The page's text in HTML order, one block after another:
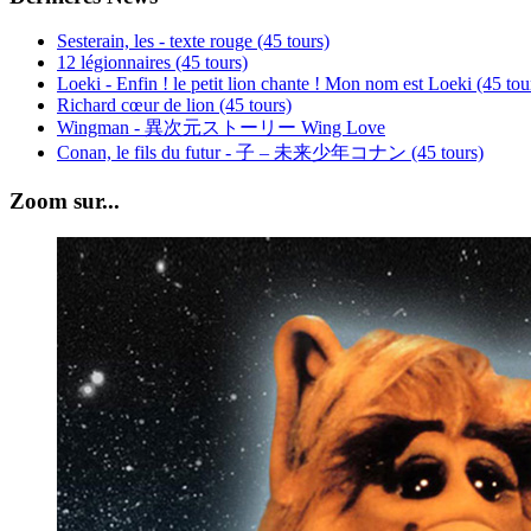
Sesterain, les - texte rouge (45 tours)
12 légionnaires (45 tours)
Loeki - Enfin ! le petit lion chante ! Mon nom est Loeki (45
Richard cœur de lion (45 tours)
Wingman - 異次元ストーリー Wing Love
Conan, le fils du futur - 子 – 未来少年コナン (45 tours)
Zoom sur...